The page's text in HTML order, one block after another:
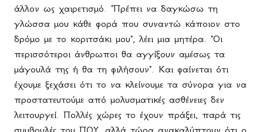
άλλον ως χαιρετισμό. "Πρέπει να δαγκώσω τη
γλώσσα μου κάθε φορά που συναντώ κάποιον στο
δρόμο με το κοριτσάκι μου", λέει μια μητέρα. "Οι
περισσότεροι άνθρωποι θα αγγίξουν αμέσως τα
μάγουλά της ή θα τη φιλήσουν". Και φαίνεται ότι
έχουμε ξεχάσει ότι το να κλείνουμε τα σύνορα για να
προστατευτούμε από μολυσματικές ασθένειες δεν
λειτουργεί. Πολλές χώρες το έχουν πράξει, παρά τις
συμβουλές του ΠΟΥ, αλλά τώρα ανακαλύπτουν ότι ο